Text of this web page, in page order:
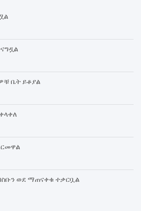
ቤት ይቆያል
ወደ ማጠናቀቁ ተቃርቧል